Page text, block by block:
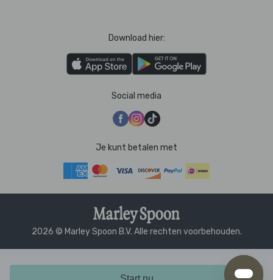
Download hier:
Social media
Je kunt betalen met
2026 © Marley Spoon B.V. Alle rechten voorbehouden.